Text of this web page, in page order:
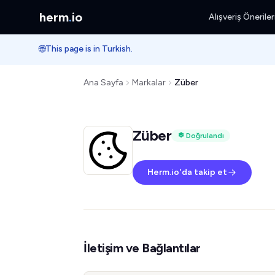
herm.io Alışveriş Önerileri
🌐This page is in Turkish.
Ana Sayfa Markalar Züber
Züber Doğrulandı
Herm.io'da takip et
İletişim ve Bağlantılar